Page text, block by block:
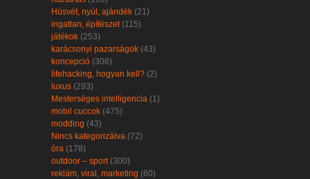
Húsvét, nyúl, ajándék (21)
ingatlan, építészet(115)
játékok (253)
karácsonyi pazarságok (43)
koncepció (306)
lifehacking, hogyan kell? (2)
luxus (293)
Mesterséges intelligencia (1)
mobil cuccok (475)
modding (43)
Nincs kategorizálva (72)
óra (178)
outdoor – sport(300)
reklám, viral, marketing (60)